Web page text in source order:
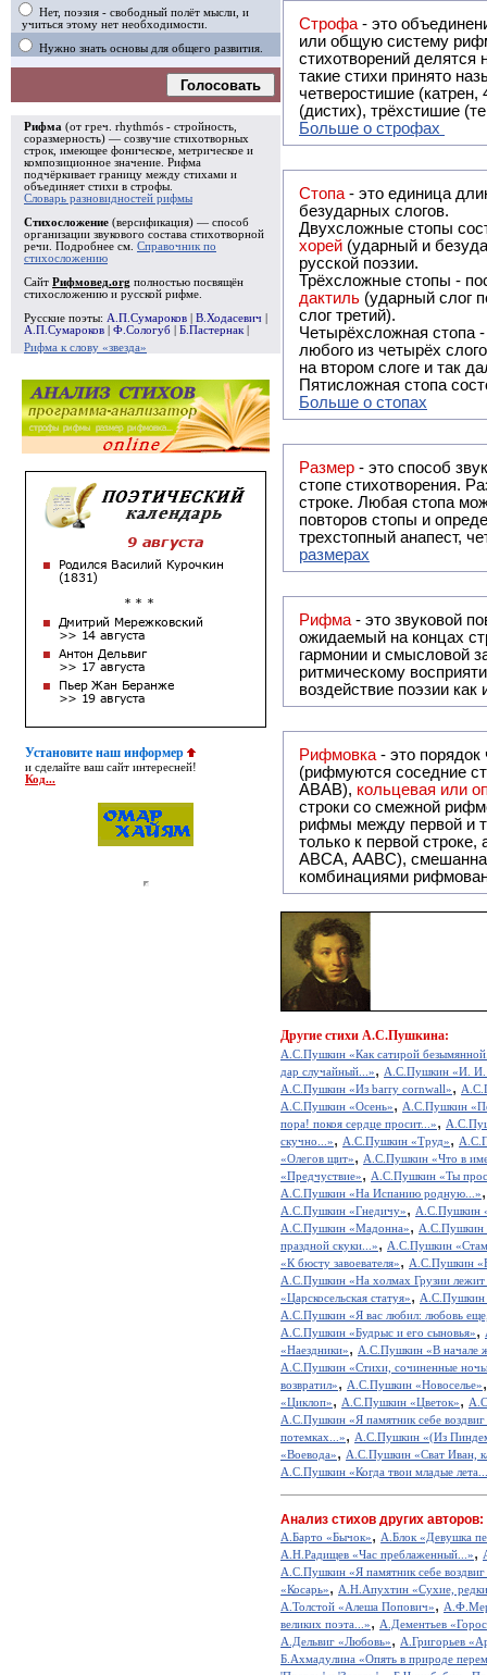
Нет, поэзия - свободный полёт мысли, и
учиться этому нет необходимости.
Нужно знать основы для общего развития.
Голосовать
Рифма (от греч. rhythmós - стройность,
соразмерность) — созвучие стихотворных
строк, имеющее фоническое, метрическое и
композиционное значение. Рифма
подчёркивает границу между стихами и
объединяет стихи в строфы
Словарь разновидностей рифмы
Стихосложение (версификация) — способ
организации звукового состава стихотворной
речи. Подробнее см. Справочник по
стихосложению
Сайт Рифмовед.org полностью посвящён
стихосложению и русской рифме.
Русские поэты: А.П.Сумароков В.Ходасевич
А.П.Сумароков
Ф.Сологуб Б.Пастернак
Рифма к слову «звезда»
Установите наш информер
и сделайте ваш сайт интересней!
Код...
Строфа - это объединение двух
или общую систему рифм, и регулярно или периодически
стихотворений делятся на строфы и т.о. являются строфическими.
такие стихи принято называть астрофическими. Самая популярная строфа в русской поэзии -
четверостишие
(дистих), трёхстишие
Больше о строфах
Стопа - это единица
безударных слогов.
Двухсложные стопы
хорей (ударный и
русской поэзии.
Трёхсложные стопы -
дактиль (ударный слог
слог третий).
Четырёхсложная стопа
любого из четырёх
на втором слоге и так
Пятисложная стопа
Больше о стопах
Размер - это способ
стопе стихотворения.
строке. Любая стопа
повторов стопы и
трехстопный анапест,
размерах
Рифма - это звуковой повтор, традиционно используемый в поэзии и, как
ожидаемый на концах
гармонии и смысловой
ритмическому
воздействие поэзии
Рифмовка - это
(рифмуются соседние
ABAB), кольцевая или
строки со смежной
рифмы между первой и
только к первой
ABCA, AABC), смешанная или вольная рифмовка (рифмовка в сложных строфах с различными
комбинациями
Другие стихи А.С.Пушкина:
А.С.Пушкин «Как сатирой
дар случайный...», А.С.Пушкин «И.
А.С.Пушкин «Из barry cornwall»,
А.С.Пушкин «Осень», А.С.Пушкин
пора! покоя сердце просит...»,
скучно...», А.С.Пушкин «Труд»,
«Олегов щит», А.С.Пушкин «Что в
«Предчуствие», А.С.Пушкин «Ты
А.С.Пушкин «На Испанию родную...»
А.С.Пушкин «Гнедичу», А.С.Пушкин
А.С.Пушкин «Мадонна», А.С.Пушкин
праздной скуки...», А.С.Пушкин
«К бюсту завоевателя», А.С.Пушкин
А.С.Пушкин «На холмах Грузии лежит
«Царскосельская статуя», А.С.Пушкин
А.С.Пушкин «Я вас любил: любовь
А.С.Пушкин «Будрыс и его сыновья»,
«Наездники», А.С.Пушкин «В начале
А.С.Пушкин «Стихи, сочиненные
возвратил», А.С.Пушкин «Новоселье»
«Циклоп», А.С.Пушкин «Цветок»,
А.С.Пушкин «Я памятник себе
потемках...», А.С.Пушкин «(Из
«Воевода», А.С.Пушкин «Сват Иван,
А.С.Пушкин «Когда твои младые
Анализ стихов других авторов:
А.Барто «Бычок», А.Блок «Девушка
А.Н.Радищев «Час преблаженный...»,
А.С.Пушкин «Я памятник себе
«Косарь», А.Н.Апухтин «Сухие,
А.Толстой «Алеша Попович»,
великих поэта...», А.Дементьев
А.Дельвиг «Любовь», А.Григорьев
Б.Ахмадулина «Опять в природе